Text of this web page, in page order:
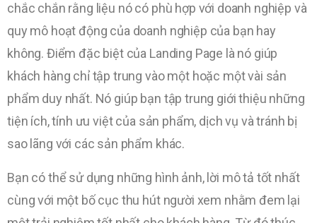
chắc chắn rằng liệu nó có phù hợp với doanh nghiệp và
quy mô hoạt động của doanh nghiệp của bạn hay
không. Điểm đặc biệt của Landing Page là nó giúp
khách hàng chỉ tập trung vào một hoặc một vài sản
phẩm duy nhất. Nó giúp bạn tập trung giới thiệu những
tiện ích, tính ưu việt của sản phẩm, dịch vụ và tránh bị
sao lãng với các sản phẩm khác.
Bạn có thể sử dụng những hình ảnh, lời mô tả tốt nhất
cùng với một bố cục thu hút người xem nhằm đem lại